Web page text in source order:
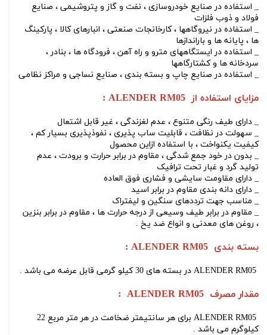
_ استفاده در صنایع خودروسازی ، نفت و گاز و پتروشیمی ، صنایع
فولاد و ذوب فلزات
_ استفاده در نیروگاهها ، کارخانجات صنعتی ، انبارهای کالا ، پارکینگ
ها ، پایانه ها و باراندازها
_ استفاده در ایستگاههای مترو و راه آهن ، فرودگاه ها ، بنادر ،
سردخانه ها و کشتارگاهها
_ استفاده در صنایع چاپ و بسته بندی ، صنایع نساجی و مراکز نظامی
مزایای استفاده از ALENDER RM05 :
_ دارای طیف رنگی متنوع ، عدم لغزندگی ، غیر قابل اشتعال
_ سهولت در نظافت ، قابلیت ساب پذیری ، نفوذپذیری بسیار کم ،
کیفیت یکنواخت ، با استفاده ازاین محصول
_ بدون در خود جمع شدگی ، مقاوم در برابر حرارت و برودت ، عدم
تولید گرد و غبار تحت ترافیک
_ دارای مقاومت سایشی و فشاری فوق العاده
_ دارای دانه بندی مقاوم در برابر اسید
_ مناسب جهت ترددهای سنگین و لیفتراک
_ مقاوم در برابر طیف وسیعی از درجه حرارت ها ، مقاوم در برابر بنزین
، روغن های معدنی و انواع ضد یخ .
بسته بندی ALENDER RM05 :
در بسته های 30 کیلو گرمی قابل عرضه می باشد .
مقدار مصرف ALENDER RM05 :
برای هر سانتیمتر ضخامت در هر متر مربع 22
کیلوگرم می باشد .